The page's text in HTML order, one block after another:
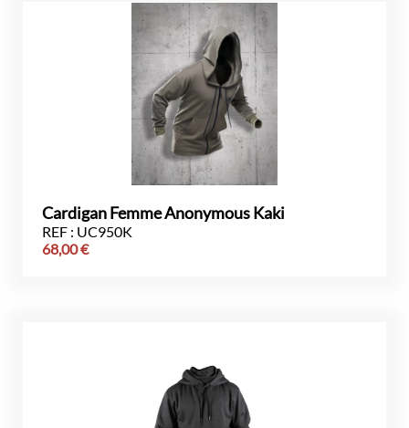
Cardigan Femme Anonymous Kaki
REF : UC950K
68,00€